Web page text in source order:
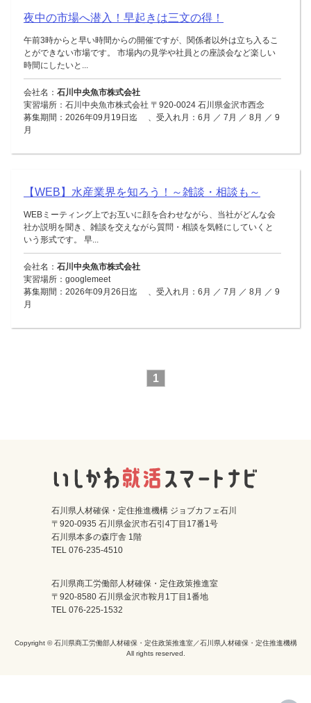
夜中の市場へ潜入！早起きは三文の得！
午前3時からと早い時間からの開催ですが、関係者以外は立ち入るこ
とができない市場です。 市場内の見学や社員との座談会など楽しい
時間にしたいと...
会社名： 石川中央魚市株式会社
実習場所：石川中央魚市株式会社 〒920-0024 石川県金沢市西念
募集期間：2026年09月19日迄 、受入れ月：6月 ／ 7月 ／ 8月 ／ 9
月
【WEB】水産業界を知ろう！～雑談・相談も～
WEBミーティング上でお互いに顔を合わせながら、当社がどんな会
社か説明を聞き、雑談を交えながら質問・相談を気軽にしていくと
いう形式です。 早...
会社名： 石川中央魚市株式会社
実習場所：googlemeet
募集期間：2026年09月26日迄 、受入れ月：6月 ／ 7月 ／ 8月 ／ 9
月
1
石川県人材確保・定住推進機構 ジョブカフェ石川
〒920-0935 石川県金沢市石引4丁目17番1号
石川県本多の森庁舎 1階
TEL 076-235-4510
石川県商工労働部人材確保・定住政策推進室
〒920-8580 石川県金沢市鞍月1丁目1番地
TEL 076-225-1532
Copyright © 石川県商工労働部人材確保・定住政策推進室／石川県人材確保・定住推進機構
All rights reserved.